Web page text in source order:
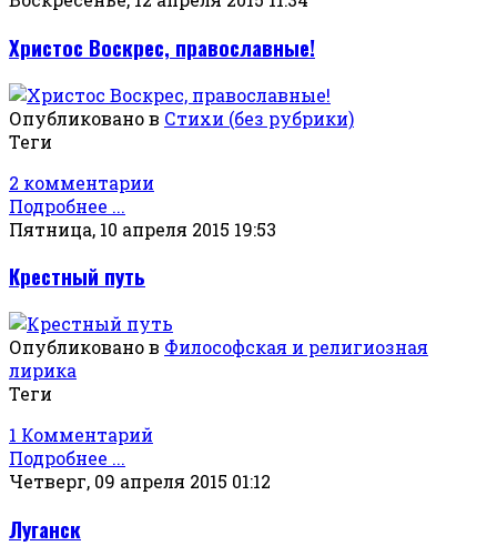
Христос Воскрес, православные!
Опубликовано в Стихи (без рубрики)
Теги
2 комментарии
Подробнее ...
Пятница, 10 апреля 2015 19:53
Крестный путь
Опубликовано в Философская и религиозная
лирика
Теги
1 Комментарий
Подробнее ...
Четверг, 09 апреля 2015 01:12
Луганск